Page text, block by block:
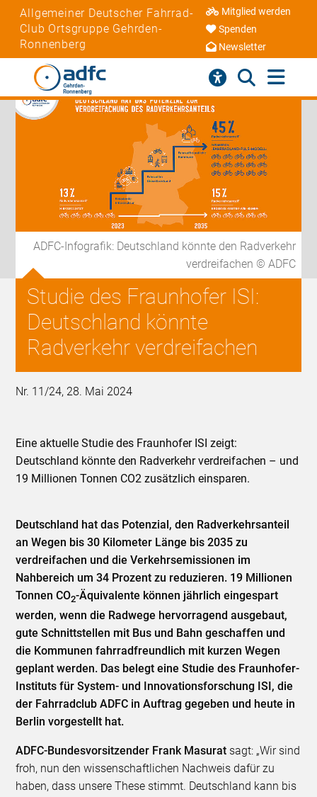
Allgemeiner Deutscher Fahrrad-
Club Ortsgruppe Gehrden-
Ronnenberg
Mitglied werden
Spenden
Newsletter
ADFC-Infografik: Deutschland könnte den Radverkehr
verdreifachen © ADFC
Studie des Fraunhofer ISI:
Deutschland könnte
Radverkehr verdreifachen
Nr. 11/24, 28. Mai 2024
Eine aktuelle Studie des Fraunhofer ISI zeigt:
Deutschland könnte den Radverkehr verdreifachen – und
19 Millionen Tonnen CO2 zusätzlich einsparen.
Deutschland hat das Potenzial, den Radverkehrsanteil
an Wegen bis 30 Kilometer Länge bis 2035 zu
verdreifachen und die Verkehrsemissionen im
Nahbereich um 34 Prozent zu reduzieren. 19 Millionen
Tonnen CO2-Äquivalente können jährlich eingespart
werden, wenn die Radwege hervorragend ausgebaut,
gute Schnittstellen mit Bus und Bahn geschaffen und
die Kommunen fahrradfreundlich mit kurzen Wegen
geplant werden. Das belegt eine Studie des Fraunhofer-
Instituts für System- und Innovationsforschung ISI, die
der Fahrradclub ADFC in Auftrag gegeben und heute in
Berlin vorgestellt hat.
ADFC-Bundesvorsitzender Frank Masurat sagt: „Wir sind
froh, nun den wissenschaftlichen Nachweis dafür zu
haben, dass unsere These stimmt. Deutschland kann bis